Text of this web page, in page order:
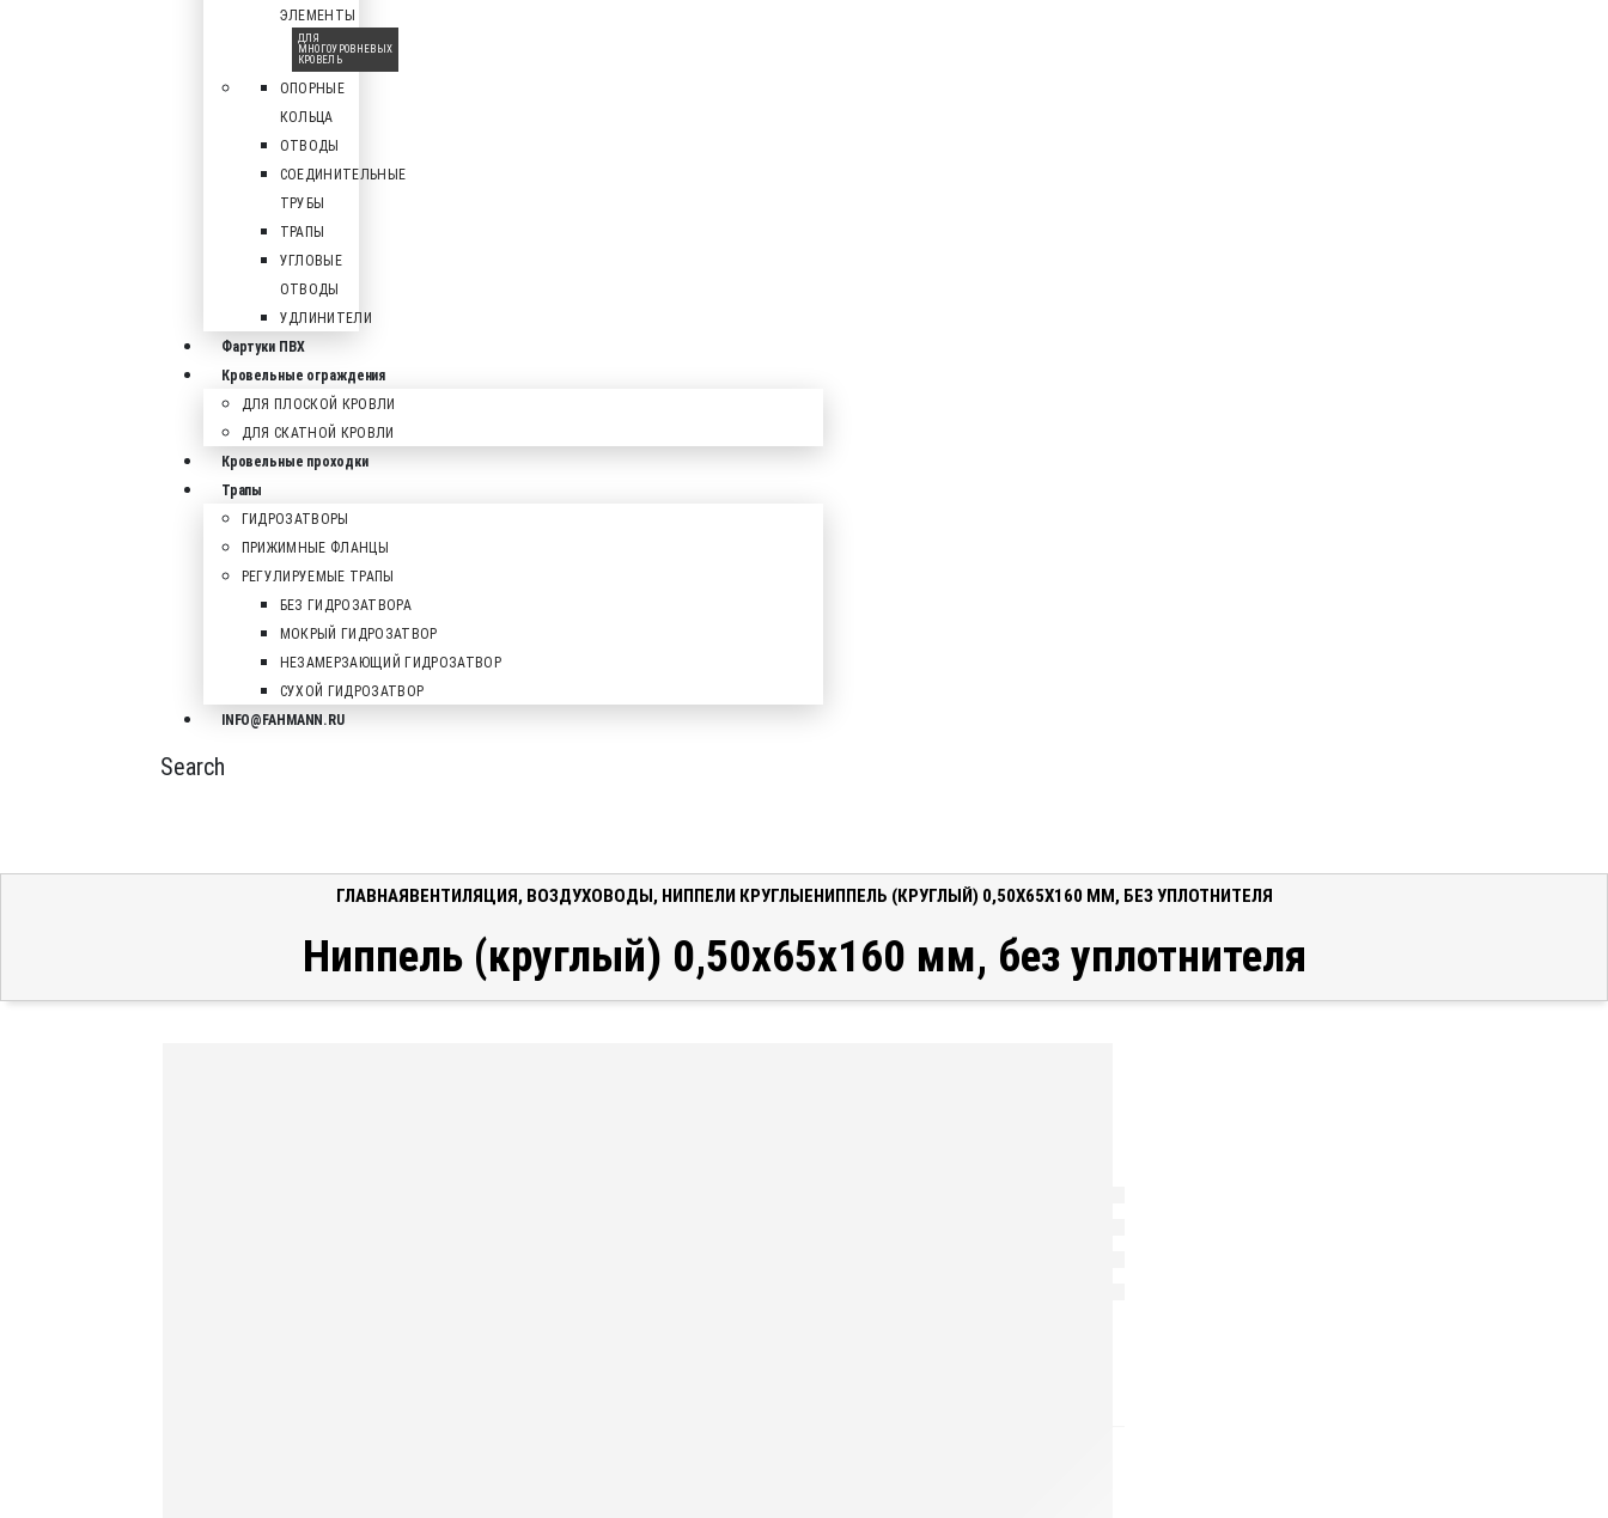
ЭЛЕМЕНТЫ
ДЛЯ
МНОГОУРОВНЕВЫХ
КРОВЕЛЬ
ОПОРНЫЕ
КОЛЬЦА
ОТВОДЫ
СОЕДИНИТЕЛЬНЫЕ
ТРУБЫ
ТРАПЫ
УГЛОВЫЕ
ОТВОДЫ
УДЛИНИТЕЛИ
Фартуки ПВХ
Кровельные ограждения
ДЛЯ ПЛОСКОЙ КРОВЛИ
ДЛЯ СКАТНОЙ КРОВЛИ
Кровельные проходки
Трапы
ГИДРОЗАТВОРЫ
ПРИЖИМНЫЕ ФЛАНЦЫ
РЕГУЛИРУЕМЫЕ ТРАПЫ
БЕЗ ГИДРОЗАТВОРА
МОКРЫЙ ГИДРОЗАТВОР
НЕЗАМЕРЗАЮЩИЙ ГИДРОЗАТВОР
СУХОЙ ГИДРОЗАТВОР
INFO@FAHMANN.RU
Search
ГЛАВНАЯВЕНТИЛЯЦИЯ, ВОЗДУХОВОДЫ, НИППЕЛИ КРУГЛЫЕНИППЕЛЬ (КРУГЛЫЙ) 0,50X65X160 ММ, БЕЗ УПЛОТНИТЕЛЯ
Ниппель (круглый) 0,50x65x160 мм, без уплотнителя